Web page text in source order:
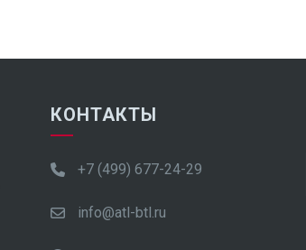
КОНТАКТЫ
+7 (499) 677-24-29
info@atl-btl.ru